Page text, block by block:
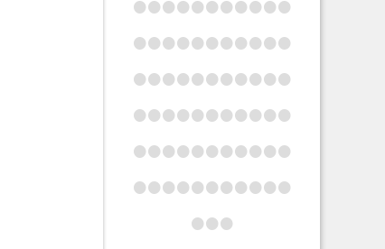
•••••••••••
•••••••••••
•••••••••••
•••••••••••
•••••••••••
•••